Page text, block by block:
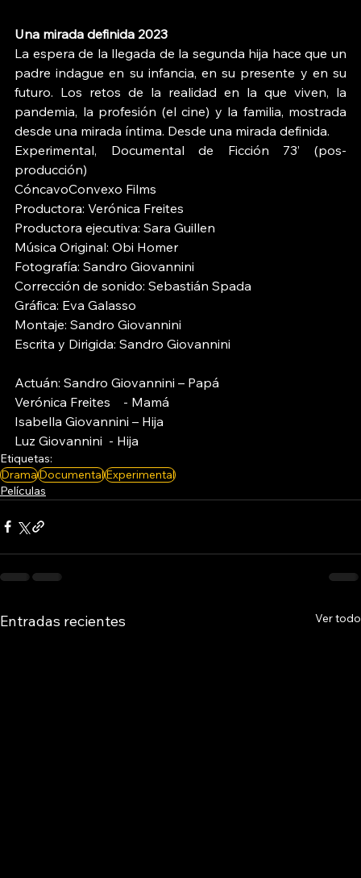
Una mirada definida 2023
La espera de la llegada de la segunda hija hace que un
padre indague en su infancia, en su presente y en su
futuro. Los retos de la realidad en la que viven, la
pandemia, la profesión (el cine) y la familia, mostrada
desde una mirada íntima. Desde una mirada definida.
Experimental, Documental de Ficción 73’ (pos-
producción)
CóncavoConvexo Films
Productora: Verónica Freites
Productora ejecutiva: Sara Guillen
Música Original: Obi Homer
Fotografía: Sandro Giovannini
Corrección de sonido: Sebastián Spada
Gráfica: Eva Galasso
Montaje: Sandro Giovannini
Escrita y Dirigida: Sandro Giovannini
Actuán: Sandro Giovannini – Papá
Verónica Freites    - Mamá
Isabella Giovannini – Hija
Luz Giovannini  - Hija
Etiquetas:
DramaDocumentalExperimental
Películas
Entradas recientes Ver todo